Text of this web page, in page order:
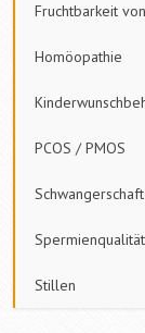
Fruchtbarkeit
Homöopathie
PCOS / PMOS
Schwangerschaft
Spermienqualität
Stillen